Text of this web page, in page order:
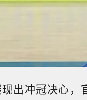
出冲冠决心，